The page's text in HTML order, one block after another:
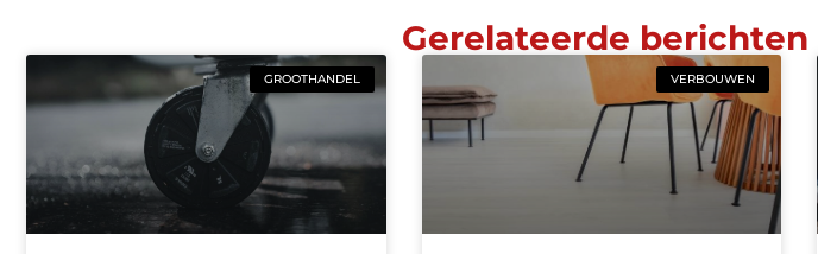
Gerelateerde berichten
GROOTHANDEL VERBOUWEN